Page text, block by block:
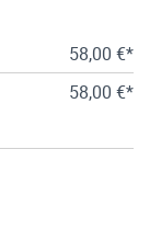
58,00 €*
58,00 €*